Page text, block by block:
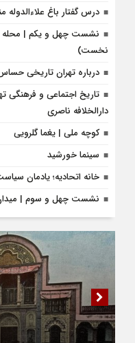
درس‌ گفتار باغ علاءالدوله
نشست چهل و یکم |
نخست)
درباره تهران تاریخی
تاریخ اجتماعی و فرهنگی
دارالخلافه ناصری
کوچه ملی | یغما گلرویی
سینما خورشید
خانه اتحادیه؛ یادمان
نشست چهل و سوم |